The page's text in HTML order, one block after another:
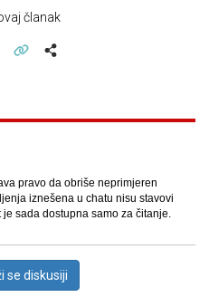
članak
pravo da obriše neprimjeren
iznešena u chatu nisu stavovi
sada dostupna samo za čitanje.
se diskusiji